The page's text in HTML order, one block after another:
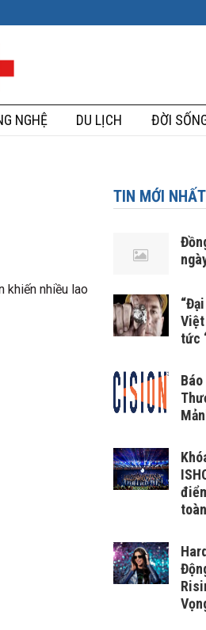
NGHỆ DU LỊCH ĐỜI
khiến nhiều lao
TIN MỚI NHẤT
tức